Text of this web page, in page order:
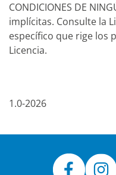
CONDICIONES DE
implícitas. Consulte la
específico que rige los
Licencia.
1.0-2026